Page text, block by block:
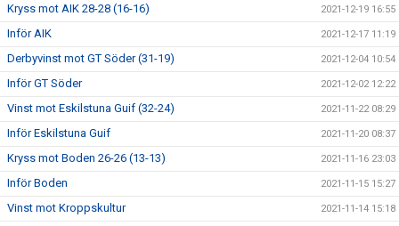
Kryss mot AIK 28-28 (16-16) 2021-12-19 16:55
Inför AIK 2021-12-17 11:19
Derbyvinst mot GT Söder (31-19) 2021-12-04 10:54
Inför GT Söder 2021-12-02 12:22
Vinst mot Eskilstuna Guif (32-24) 2021-11-22 08:29
Inför Eskilstuna Guif 2021-11-20 08:37
Kryss mot Boden 26-26 (13-13) 2021-11-16 23:03
Inför Boden 2021-11-15 15:27
Vinst mot Kroppskultur 2021-11-14 15:18